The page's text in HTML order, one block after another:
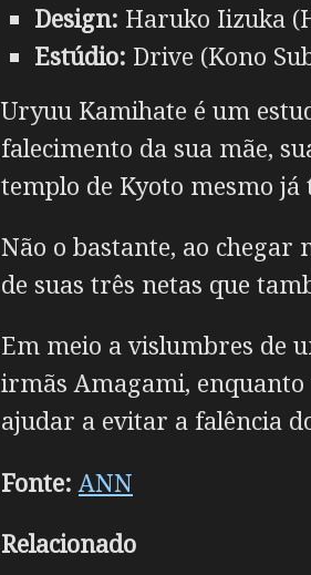
Design: Haruko Iizuka
Estúdio: Drive (Kono
Uryuu Kamihate é um
falecimento da sua mãe,
templo de Kyoto mesmo já
Não o bastante, ao chegar
de suas três netas que
Em meio a vislumbres de
irmãs Amagami,
ajudar a evitar a falência
Fonte: ANN
Relacionado